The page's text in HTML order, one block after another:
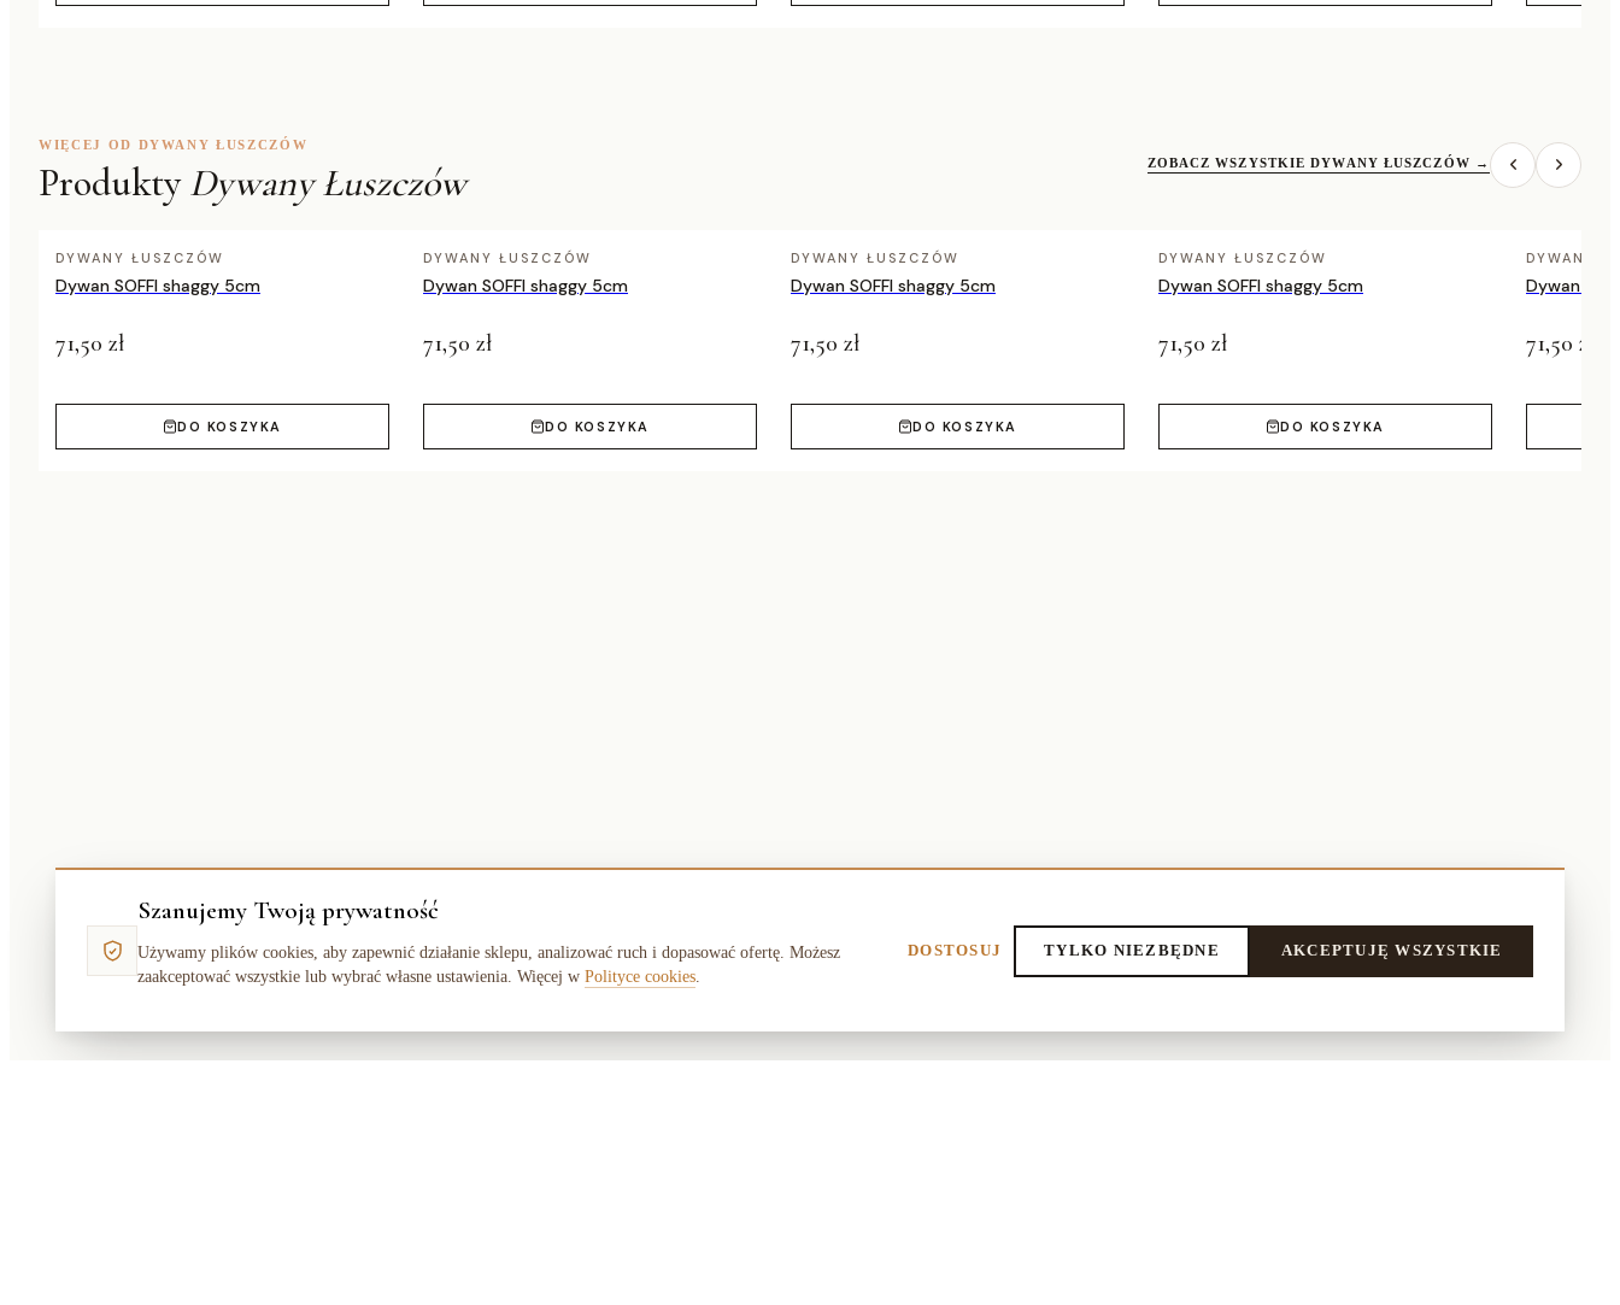
WIĘCEJ OD DYWANY ŁUSZCZÓW
Produkty Dywany Łuszczów ZOBACZ WSZYSTKIE DYWANY ŁUSZCZÓW →
DYWANY ŁUSZCZÓW
Dywan SOFFI shaggy 5cm
71,50 zł
DO KOSZYKA
DYWANY ŁUSZCZÓW
Dywan SOFFI shaggy 5cm
71,50 zł
DO KOSZYKA
DYWANY ŁUSZCZÓW
Dywan SOFFI shaggy 5cm
71,50 zł
DO KOSZYKA
DYWANY ŁUSZCZÓW
Dywan SOFFI shaggy 5cm
71,50 zł
DO KOSZYKA
DYWANY
Dywan
71,50 zł
Szanujemy Twoją prywatność
Używamy plików cookies, aby zapewnić działanie sklepu, analizować ruch i dopasować ofertę. Możesz
zaakceptować wszystkie lub wybrać własne ustawienia. Więcej w Polityce cookies
DOSTOSUJ TYLKO NIEZBĘDNE AKCEPTUJĘ WSZYSTKIE